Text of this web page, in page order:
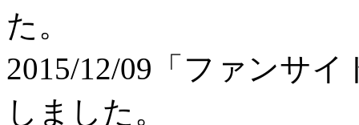
た。
2015/12/09 「ファンサ
しました。